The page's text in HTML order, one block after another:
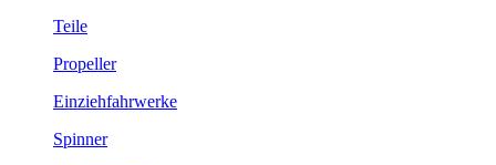
Teile
Propeller
Einziehfahrwerke
Spinner